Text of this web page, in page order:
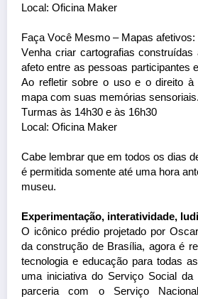
Local: Oficina Maker
Faça Você Mesmo – Mapas afetivos:
Venha criar cartografias
afeto entre as pessoas participantes
Ao refletir sobre o uso e o direito à
mapa com suas memórias sensoriais.
Turmas às 14h30 e às 16h30
Local: Oficina Maker
Cabe lembrar que em todos os dias
é permitida somente até uma hora
museu.
Experimentação, interatividade,
O icônico prédio projetado por
da construção de Brasília, agora é
tecnologia e educação para todas
uma iniciativa do Serviço Social da
parceria com o Serviço